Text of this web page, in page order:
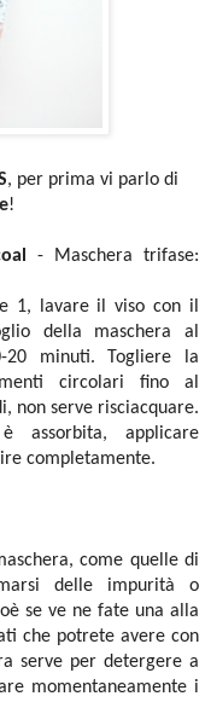
, per prima vi parlo di
!
- Maschera trifase:
1, lavare il viso con il
della maschera al
minuti. Togliere la
circolari fino al
non serve risciacquare.
assorbita, applicare
completamente.
come quelle di
delle impurità o
se ve ne fate una alla
che potrete avere con
serve per detergere a
momentaneamente i